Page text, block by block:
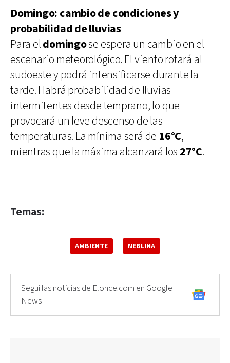
Domingo: cambio de condiciones y
probabilidad de lluvias
Para eldomingose espera un cambio en el
escenario meteorológico. El viento rotará al
sudoeste y podrá intensificarse durante la
tarde. Habrá probabilidad de lluvias
intermitentes desde temprano, lo que
provocará un leve descenso de las
temperaturas. La mínima será de 16°C,
mientras que la máxima alcanzará los 27°C.
Temas:
AMBIENTE NEBLINA
Seguí las noticias de Elonce.com en Google
News